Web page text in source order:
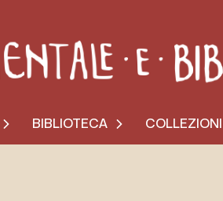
BIBLIOTECA COLLEZIONI